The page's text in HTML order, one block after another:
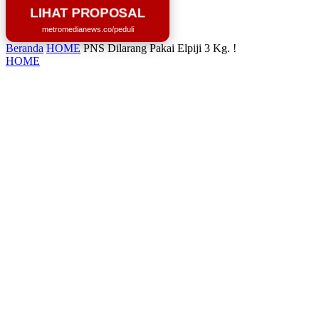
LIHAT PROPOSAL
metromedianews.co/peduli
Beranda HOME PNS Dilarang Pakai Elpiji 3 Kg. !
HOME